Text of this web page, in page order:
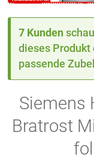
7 Kunden
dieses Produkt
passende
Siemens
Bratrost